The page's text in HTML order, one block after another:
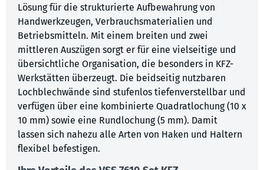
Lösung für die strukturierte Aufbewahrung von
Handwerkzeugen, Verbrauchsmaterialien und
Betriebsmitteln. Mit einem breiten und zwei
mittleren Auszügen sorgt er für eine vielseitige und
übersichtliche Organisation, die besonders in KFZ-
Werkstätten überzeugt. Die beidseitig nutzbaren
Lochblechwände sind stufenlos tiefenverstellbar und
verfügen über eine kombinierte Quadratlochung (10 x
10 mm) sowie eine Rundlochung (5 mm). Damit
lassen sich nahezu alle Arten von Haken und Haltern
flexibel befestigen.